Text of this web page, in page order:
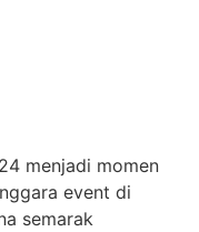
menjadi momen
event di
semarak